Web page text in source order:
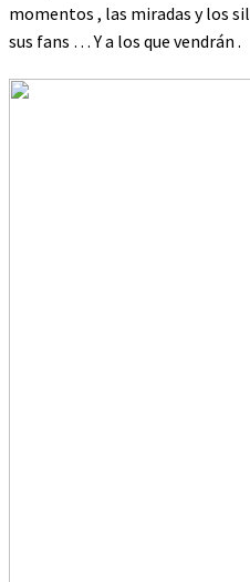
momentos , las miradas y los
sus fans … Y a los que vendrán .